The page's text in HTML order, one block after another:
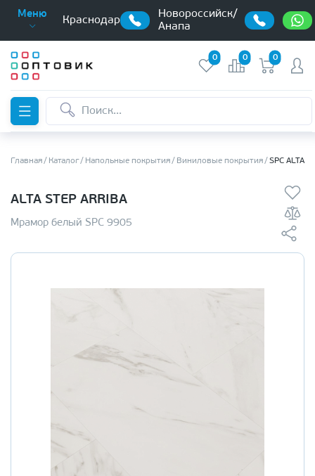
Меню
Краснодар
Новороссийск/
Анапа
0 0 0
Главная Каталог Напольные покрытия Виниловые покрытия SPC ALTA
ALTA STEP ARRIBA
Мрамор белый SPC 9905